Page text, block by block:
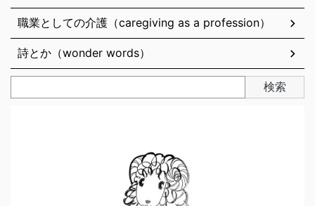
職業としての介護（caregiving as a profession）
詩とか（wonder words）
検索